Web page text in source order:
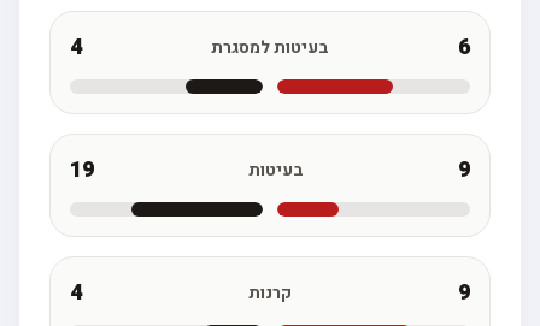
בעיטות למסגרת
בעיטות 19
קרנות